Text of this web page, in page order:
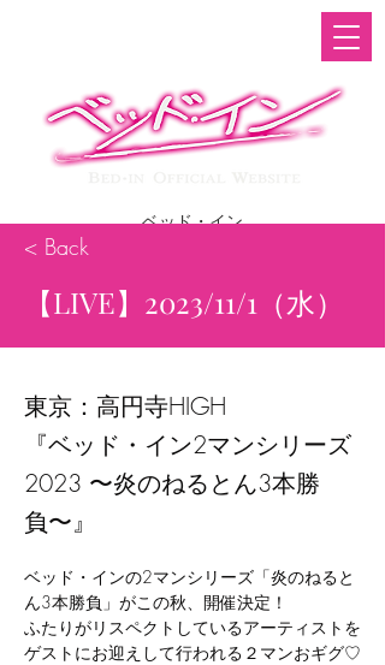
ベッド・イン
BED IN OFFICIAL WEBSITE
< Back
【LIVE】2023/11/1（水）
東京：高円寺HIGH
『ベッド・イン2マンシリーズ
2023 〜炎のねるとん3本勝
負〜』
ベッド・インの2マンシリーズ「炎のねると
ん3本勝負」がこの秋、開催決定！
ふたりがリスペクトしているアーティストを
ゲストにお迎えして行われる２マンおギグ♡